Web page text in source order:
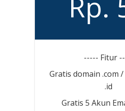
----- Fitur
Gratis domain .com
.id
Gratis 5 Akun